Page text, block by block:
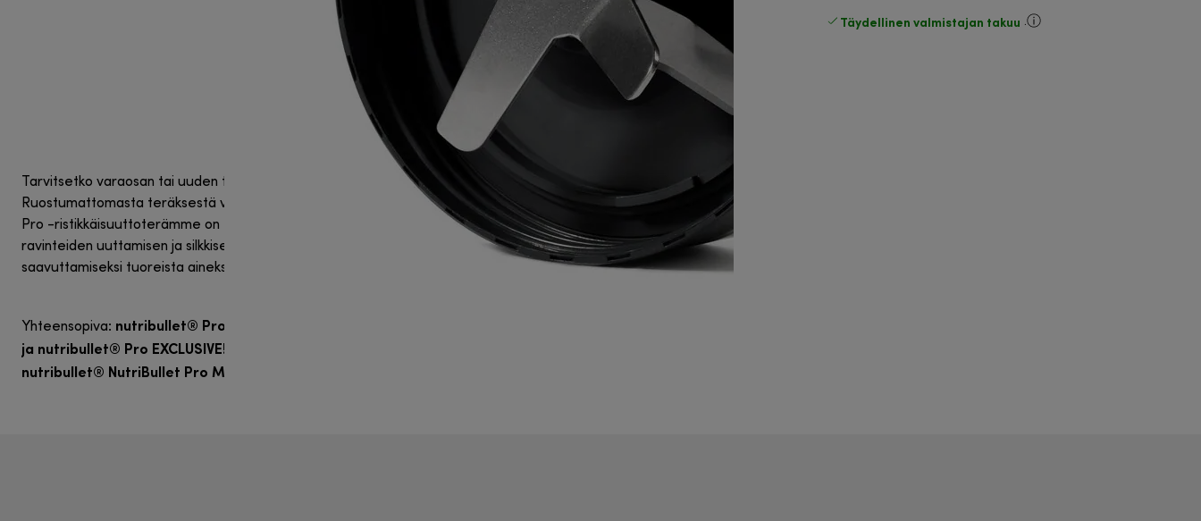
Täydellinen valmistajan takuu .
Tarvitsetko varaosan tai uuden terän?
Ruostumattomasta teräksestä valmistettu nutribullet®
Pro -ristikkäisuuttoterämme on ehdoton osa parhaan
ravinteiden uuttamisen ja silkkisen koostumuksen
saavuttamiseksi tuoreista aineksistasi.
Yhteensopiva: nutribullet® Pro, nutribullet® Pro 900
ja nutribullet® Pro EXCLUSIVE! sekä
nutribullet® NutriBullet Pro Mineral